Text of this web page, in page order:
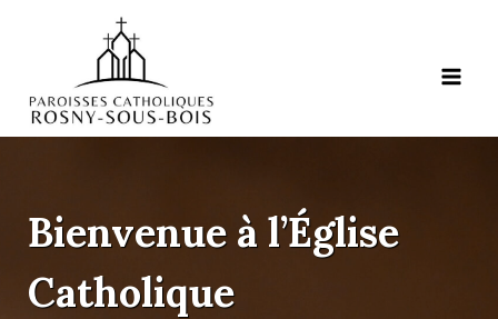
Bienvenue à l’Église
Catholique